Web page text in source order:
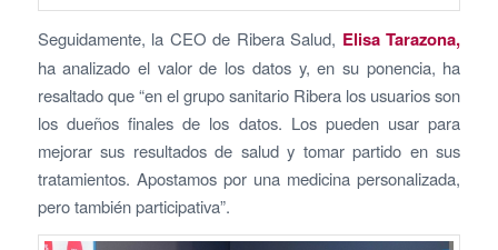
Seguidamente, la CEO de Ribera Salud, Elisa Tarazona,
ha analizado el valor de los datos y, en su ponencia, ha
resaltado que “en el grupo sanitario Ribera los usuarios son
los dueños finales de los datos. Los pueden usar para
mejorar sus resultados de salud y tomar partido en sus
tratamientos. Apostamos por una medicina personalizada,
pero también participativa”.